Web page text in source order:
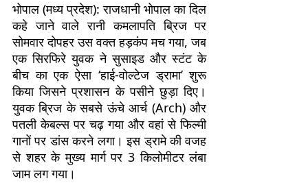
भोपाल (मध्य प्रदेश): राजधानी भोपाल का दिल
कहे जाने वाले रानी कमलापति ब्रिज पर
सोमवार दोपहर उस वक्त हड़कंप मच गया, जब
एक सिरफिरे युवक ने सुसाइड और स्टंट के
बीच का एक ऐसा ‘हाई-वोल्टेज ड्रामा’ शुरू
किया जिसने प्रशासन के पसीने छुड़ा दिए।
युवक ब्रिज के सबसे ऊंचे आर्च (Arch) और
पतली केबल्स पर चढ़ गया और वहां से फिल्मी
गानों पर डांस करने लगा। इस ड्रामे की वजह
से शहर के मुख्य मार्ग पर 3 किलोमीटर लंबा
जाम लग गया।